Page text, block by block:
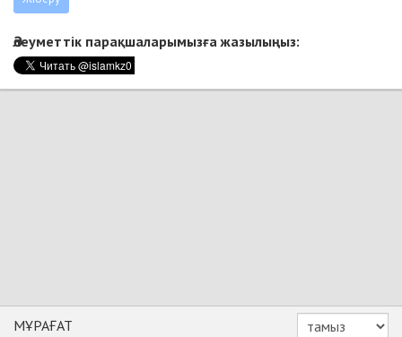
Әлеуметтік парақшаларымызға жазылыңыз:
МҰРАҒАТ